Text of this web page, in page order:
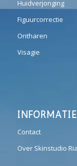
Huidverjonging
Figuurcorrectie
Ontharen
Visagie
INFORMATIE
Contact
Over Skinstudio Ria